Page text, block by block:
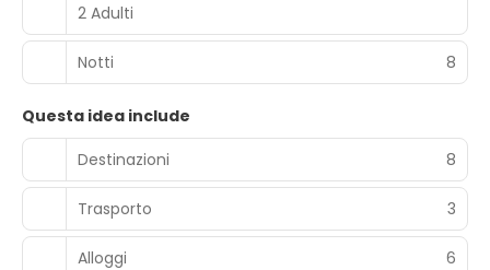
2 Adulti
Notti 8
Questa idea include
Destinazioni
8
Trasporto 3
Alloggi 6